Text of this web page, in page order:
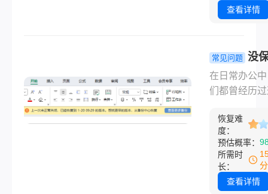
过。别慌！
大部分格式
都能通过科
找回。那么
式化硬盘怎
呢？今天这
略，从零基
操作到专业
恢复，手把
应对不同场
盖Windows
查看详情
常见问题 没
wps文件怎
回？别慌！
文档的完整
南！
在日常办公
们都曾经历
软件突然崩
脑意外关机
勤工作数小
档却未来得
存。那种瞬
恢复难
度：
预估概率：
所需时
长：
查看详情